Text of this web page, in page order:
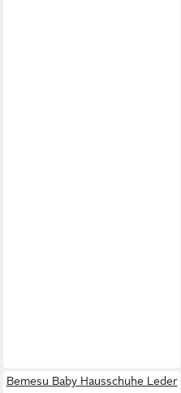
Bemesu Baby Hausschuhe Leder